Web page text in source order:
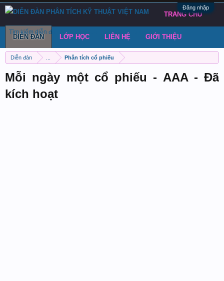
Đăng nhập
Diễn đàn Phân tích cổ phiếu
Mỗi ngày một cổ phiếu - AAA - Đã
kích hoạt
TRANG CHỦ
DIỄN ĐÀN
Tìm kiếm diễn đàn Bài viết gần đây Đăng chủ đề
LỚP HỌC LIÊN HỆ GIỚI THIỆU